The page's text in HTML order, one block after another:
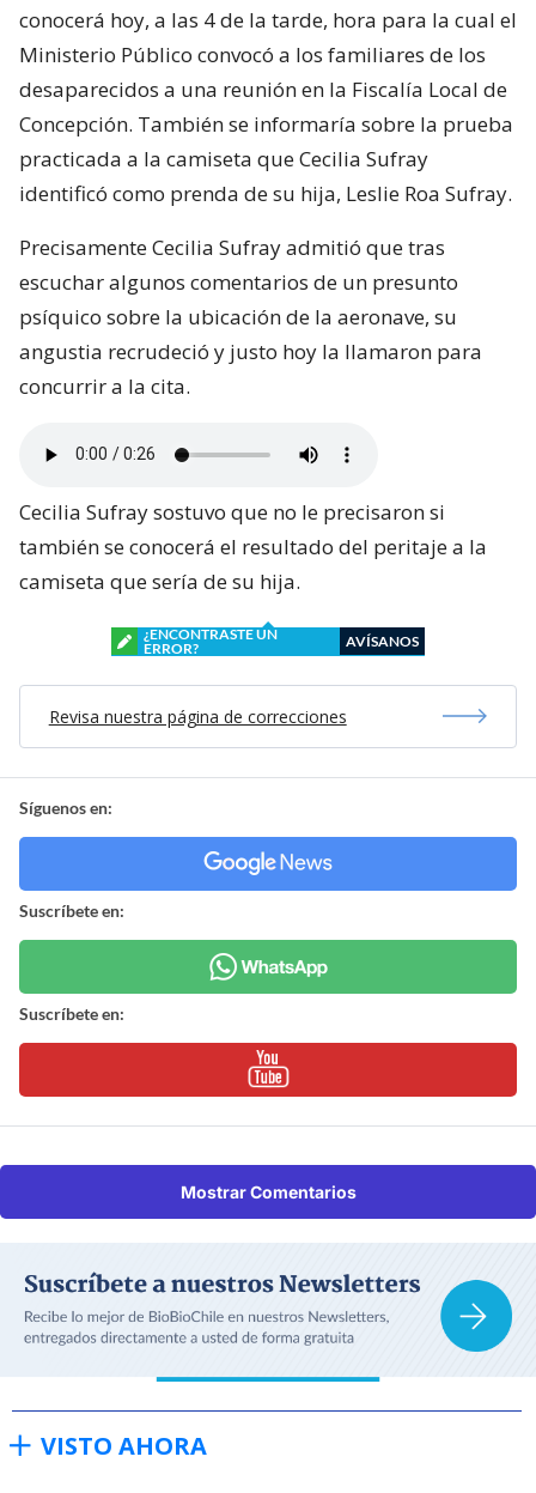
conocerá hoy, a las 4 de la tarde, hora para la cual el
Ministerio Público convocó a los familiares de los
desaparecidos a una reunión en la Fiscalía Local de
Concepción. También se informaría sobre la prueba
practicada a la camiseta que Cecilia Sufray
identificó como prenda de su hija, Leslie Roa Sufray.
Precisamente Cecilia Sufray admitió que tras
escuchar algunos comentarios de un presunto
psíquico sobre la ubicación de la aeronave, su
angustia recrudeció y justo hoy la llamaron para
concurrir a la cita.
Cecilia Sufray sostuvo que no le precisaron si
también se conocerá el resultado del peritaje a la
camiseta que sería de su hija.
¿ENCONTRASTE UN
ERROR?
AVÍSANOS
Revisa nuestra página de correcciones
Síguenos en:
Suscríbete en:
Suscríbete en:
Mostrar Comentarios
VISTO AHORA